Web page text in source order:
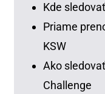
Kde
Priame
KSW
Ako
Challenge